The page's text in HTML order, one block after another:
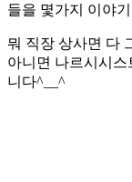
들을 몇가지 이야
뭐 직장 상사면 다
아니면 나르시시
니다^__^